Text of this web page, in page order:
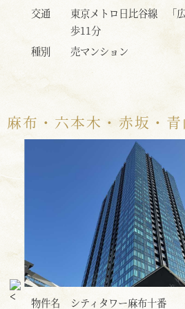
交通
都営三田線・東京メト
金高輪」駅 徒歩１分
種別
売マンション
麻布・六本木・赤坂・
物件名
パークコート麻布十番ザ